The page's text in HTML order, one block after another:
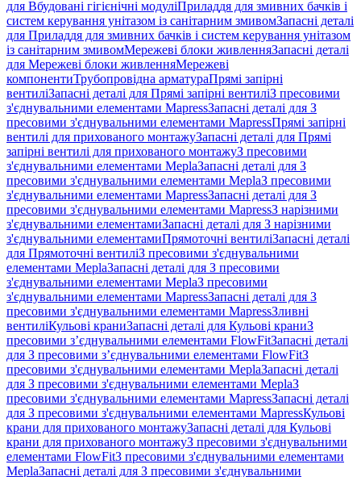
для Вбудовані гігієнічні модуліПриладдя для змивних бачків і
систем керування унітазом із санітарним змивомЗапасні деталі
для Приладдя для змивних бачків і систем керування унітазом
із санітарним змивомМережеві блоки живленняЗапасні деталі
для Мережеві блоки живленняМережеві
компонентиТрубопровідна арматураПрямі запірні
вентиліЗапасні деталі для Прямі запірні вентиліЗ пресовими
з'єднувальними елементами MapressЗапасні деталі для З
пресовими з'єднувальними елементами MapressПрямі запірні
вентилі для прихованого монтажуЗапасні деталі для Прямі
запірні вентилі для прихованого монтажуЗ пресовими
з'єднувальними елементами MeplaЗапасні деталі для З
пресовими з'єднувальними елементами MeplaЗ пресовими
з'єднувальними елементами MapressЗапасні деталі для З
пресовими з'єднувальними елементами MapressЗ нарізними
з'єднувальними елементамиЗапасні деталі для З нарізними
з'єднувальними елементамиПрямоточні вентиліЗапасні деталі
для Прямоточні вентиліЗ пресовими з'єднувальними
елементами MeplaЗапасні деталі для З пресовими
з'єднувальними елементами MeplaЗ пресовими
з'єднувальними елементами MapressЗапасні деталі для З
пресовими з'єднувальними елементами MapressЗливні
вентиліКульові краниЗапасні деталі для Кульові краниЗ
пресовими з’єднувальними елементами FlowFitЗапасні деталі
для З пресовими з’єднувальними елементами FlowFitЗ
пресовими з'єднувальними елементами MeplaЗапасні деталі
для З пресовими з'єднувальними елементами MeplaЗ
пресовими з'єднувальними елементами MapressЗапасні деталі
для З пресовими з'єднувальними елементами MapressКульові
крани для прихованого монтажуЗапасні деталі для Кульові
крани для прихованого монтажуЗ пресовими з'єднувальними
елементами FlowFitЗ пресовими з'єднувальними елементами
MeplaЗапасні деталі для З пресовими з'єднувальними